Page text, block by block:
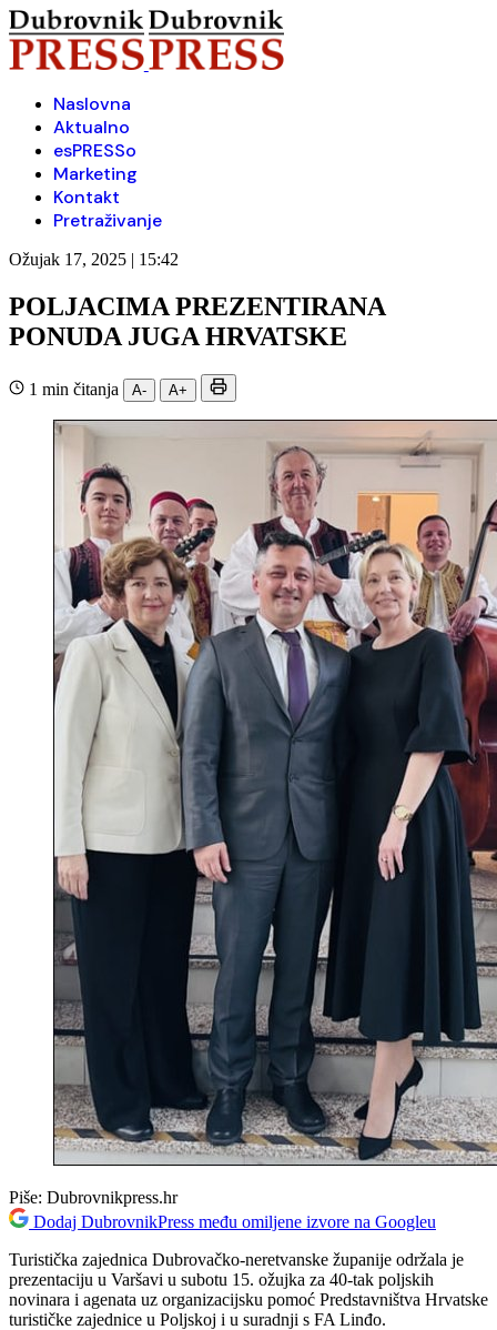
Naslovna
Aktualno
esPRESSo
Marketing
Kontakt
Pretraživanje
Ožujak 17, 2025 | 15:42
POLJACIMA PREZENTIRANA
PONUDA JUGA HRVATSKE
1 min čitanja A- A+
Piše: Dubrovnikpress.hr
Dodaj DubrovnikPress među omiljene izvore na Googleu
Turistička zajednica Dubrovačko-neretvanske županije održala je
prezentaciju u Varšavi u subotu 15. ožujka za 40-tak poljskih
novinara i agenata uz organizacijsku pomoć Predstavništva Hrvatske
turističke zajednice u Poljskoj i u suradnji s FA Linđo.